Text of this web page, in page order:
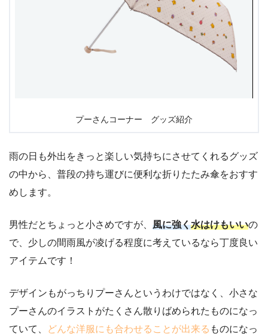
プーさんコーナー グッズ紹介
雨の日も外出をきっと楽しい気持ちにさせてくれるグッズ
の中から、普段の持ち運びに便利な折りたたみ傘をおすす
めします。
男性だとちょっと小さめですが、 風に強く水はけもいいの
で、少しの間雨風が凌げる程度に考えているなら丁度良い
アイテムです！
デザインもがっちりプーさんというわけではなく、小さな
プーさんのイラストがたくさん散りばめられたものになっ
ていて、
どんな洋服にも合わせることが出来る ものになっ